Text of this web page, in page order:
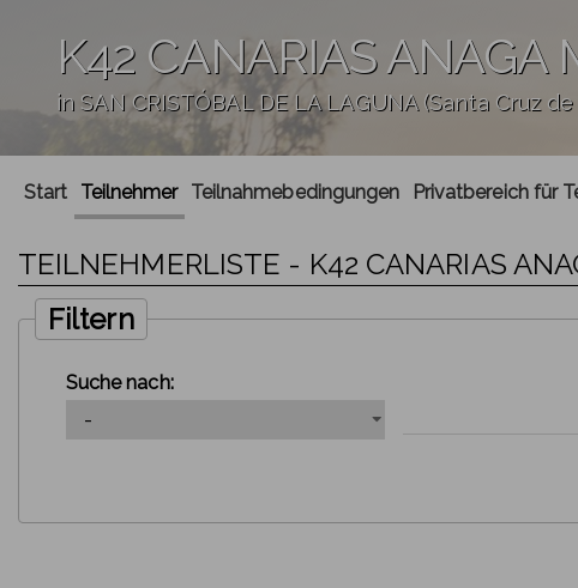
K42 CANARIAS ANAGA
in SAN CRISTÓBAL DE LA LAGUNA (Santa Cruz
Start Teilnehmer Teilnahmebedingungen Privatbereich für
TEILNEHMERLISTE - K42 CANARIAS
Filtern
Suche nach: